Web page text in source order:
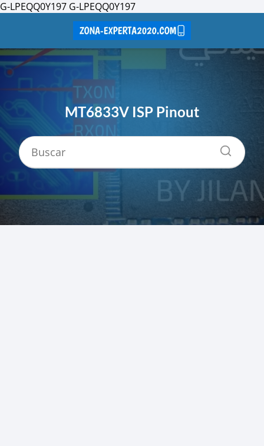
G-LPEQQ0Y197 G-LPEQQ0Y197
MT6833V ISP Pinout